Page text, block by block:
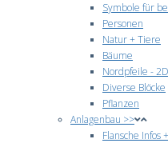
Symbole für
Personen
Natur + Tiere
Bäume
Nordpfeile -
Diverse Blöcke
Pflanzen
Anlagenbau >>
Flansche Infos